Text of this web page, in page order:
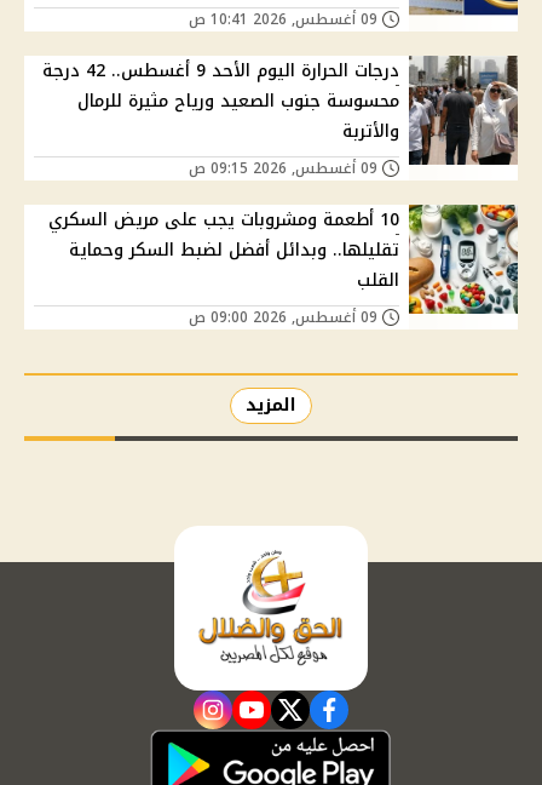
درجات الحرارة اليوم الأحد 9 أغسطس.. 42 درجة
محسوسة جنوب الصعيد ورياح مثيرة للرمال
والأتربة
10 أطعمة ومشروبات يجب على مريض السكري
تقليلها.. وبدائل أفضل لضبط السكر وحماية
القلب
المزيد
facebook
twitter
youtube
instagram